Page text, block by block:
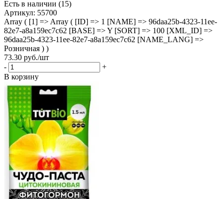
Есть в наличии (15)
Артикул: 55700
Array ( [1] => Array ( [ID] => 1 [NAME] => 96daa25b-4323-11ee-
82e7-a8a159ec7c62 [BASE] => Y [SORT] => 100 [XML_ID] =>
96daa25b-4323-11ee-82e7-a8a159ec7c62 [NAME_LANG] =>
Розничная ) )
73.30 руб./шт
-
+
В корзину